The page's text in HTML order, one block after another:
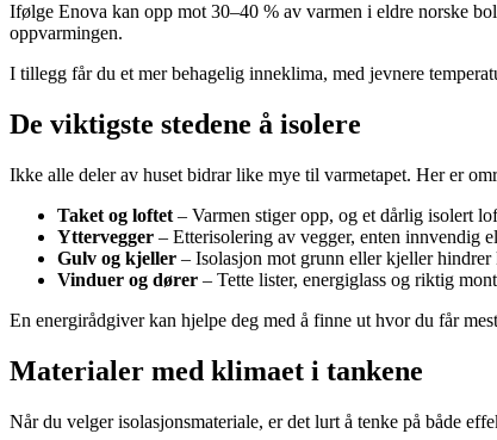
Ifølge Enova kan opp mot 30–40 % av varmen i eldre norske
oppvarmingen.
I tillegg får du et mer behagelig inneklima, med jevnere
De viktigste stedene å isolere
Ikke alle deler av huset bidrar like mye til varmetapet. Her er
Taket og loftet – Varmen stiger opp, og et dårlig isolert
Yttervegger – Etterisolering av vegger, enten innvendig
Gulv og kjeller – Isolasjon mot grunn eller kjeller
Vinduer og dører – Tette lister, energiglass og riktig
En energirådgiver kan hjelpe deg med å finne ut hvor du får
Materialer med klimaet i tankene
Når du velger isolasjonsmateriale, er det lurt å tenke på både